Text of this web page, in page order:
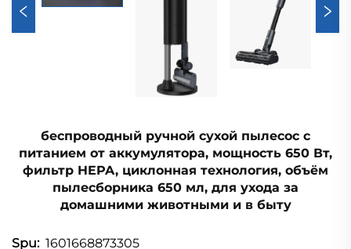
беспроводный ручной сухой пылесос с
питанием от аккумулятора, мощность 650 Вт,
фильтр HEPA, циклонная технология, объём
пылесборника 650 мл, для ухода за
домашними животными и в быту
Spu: 1601668873305